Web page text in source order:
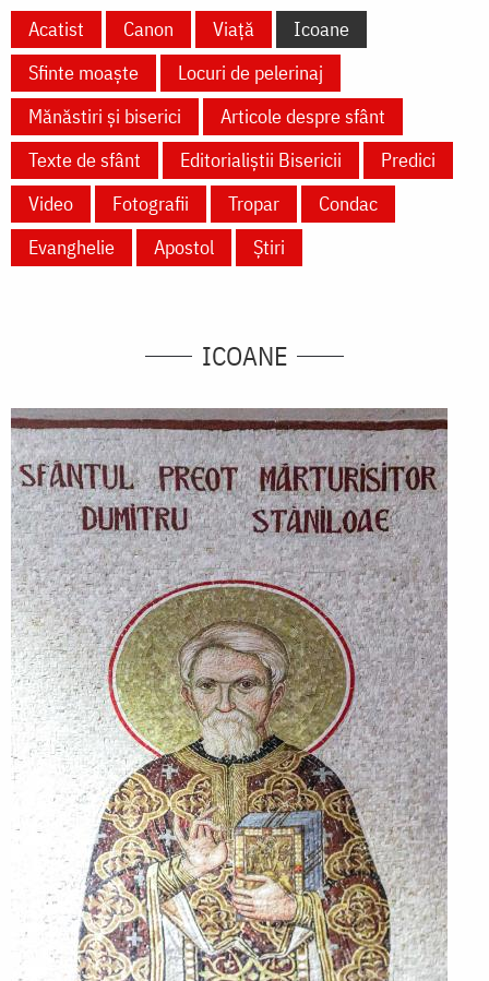
Acatist Canon Viață
Icoane
Sfinte moaște
Locuri de pelerinaj
Mănăstiri și biserici
Articole despre sfânt
Texte de sfânt
Editorialiștii Bisericii
Predici
Video
Fotografii Tropar
Condac
Evanghelie
Apostol Știri
ICOANE